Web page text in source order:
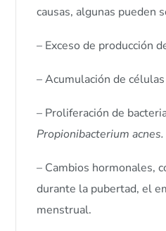
causas, algunas pueden
– Exceso de producción
– Acumulación de
– Proliferación de
Propionibacterium acnes.
– Cambios hormonales,
durante la pubertad, el
menstrual.